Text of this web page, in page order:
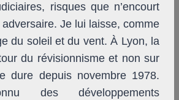
risques que n’encourt
Je lui laisse, comme
du soleil et du vent. À Lyon, la
du révisionnisme et non sur
dure depuis novembre 1978.
des développements